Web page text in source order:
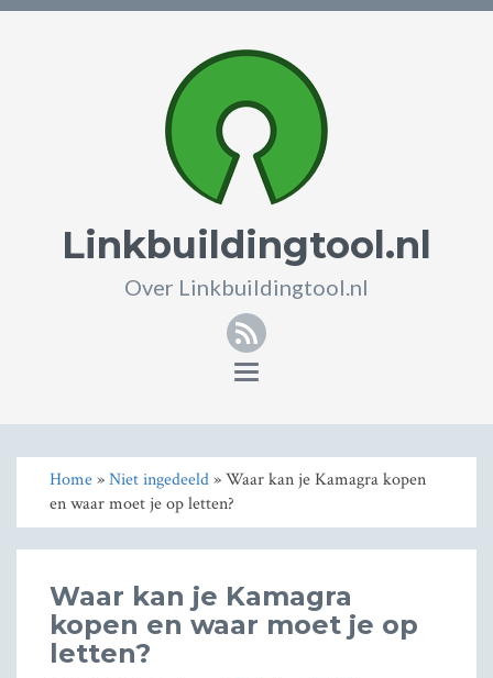
Linkbuildingtool.nl
Over Linkbuildingtool.nl
RSS
Toggle
Home»Niet ingedeeld» Waar kan je Kamagra kopen
en waar moet je op letten?
Waar kan je Kamagra
kopen en waar moet je op
letten?